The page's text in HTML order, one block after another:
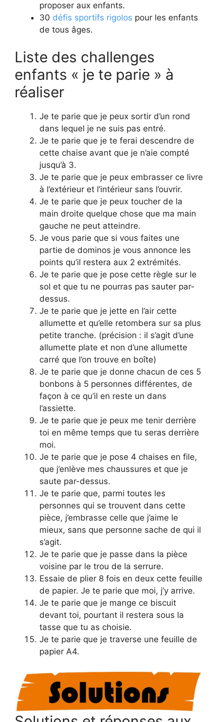
proposer aux enfants.
30 défis sportifs rigolos pour les enfants
de tous âges.
Liste des challenges
enfants « je te parie » à
réaliser
Je te parie que je peux sortir d’un rond
dans lequel je ne suis pas entré.
Je te parie que je te ferai descendre de
cette chaise avant que je n’aie compté
jusqu’à 3.
Je te parie que je peux embrasser ce livre
à l’extérieur et l’intérieur sans l’ouvrir.
Je te parie que je peux toucher de la
main droite quelque chose que ma main
gauche ne peut atteindre.
Je vous parie que si vous faites une
partie de dominos je vous annonce les
points qu’il restera aux 2 extrémités.
Je te parie que je pose cette règle sur le
sol et que tu ne pourras pas sauter par-
dessus.
Je te parie que je jette en l’air cette
allumette et qu’elle retombera sur sa plus
petite tranche. (précision : il s’agit d’une
allumette plate et non d’une allumette
carré que l’on trouve en boîte)
Je te parie que je donne chacun de ces 5
bonbons à 5 personnes différentes, de
façon à ce qu’il en reste un dans
l’assiette.
Je te parie que je peux me tenir derrière
toi en même temps que tu seras derrière
moi.
Je te parie que je pose 4 chaises en file,
que j’enlève mes chaussures et que je
saute par-dessus.
Je te parie que, parmi toutes les
personnes qui se trouvent dans cette
pièce, j’embrasse celle que j’aime le
mieux, sans que personne sache de qui il
s’agit.
Je te parie que je passe dans la pièce
voisine par le trou de la serrure.
Essaie de plier 8 fois en deux cette feuille
de papier. Je te parie que moi, j’y arrive.
Je te parie que je mange ce biscuit
devant toi, pourtant il restera sous la
tasse que tu as choisie.
Je te parie que je traverse une feuille de
papier A4.